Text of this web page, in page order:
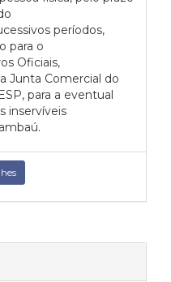
períodos,
para o
Oficiais,
Junta Comercial do
para a eventual
inservíveis